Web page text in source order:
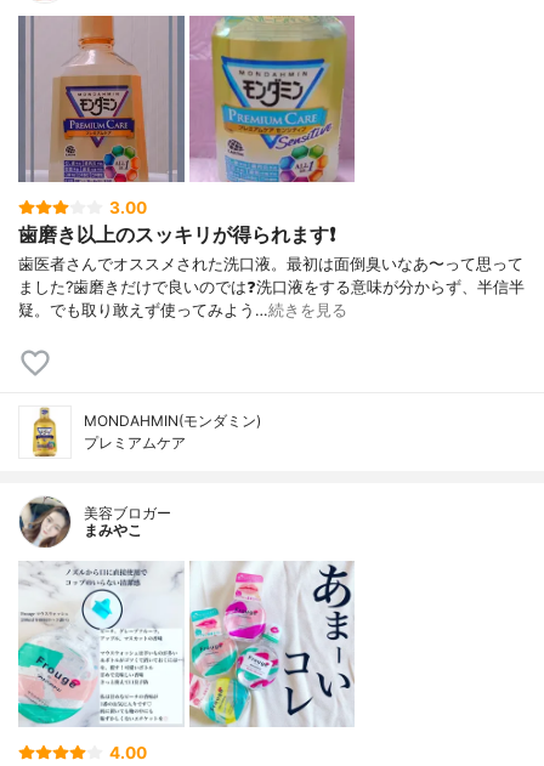
3.00
歯磨き以上のスッキリが得られます❗
歯医者さんでオススメされた洗口液。最初は面倒臭いなあ〜って思って
ました?歯磨きだけで良いのでは❓洗口液をする意味が分からず、半信半
疑。でも取り敢えず使ってみよう…続きを見る
MONDAHMIN(モンダミン)
プレミアムケア
美容ブロガー
まみやこ
4.00